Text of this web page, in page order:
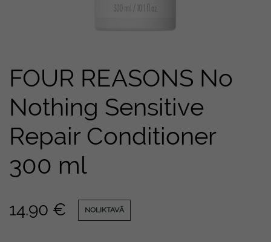
FOUR REASONS No
Nothing Sensitive
Repair Conditioner
300 ml
14.90 € NOLIKTAVĀ